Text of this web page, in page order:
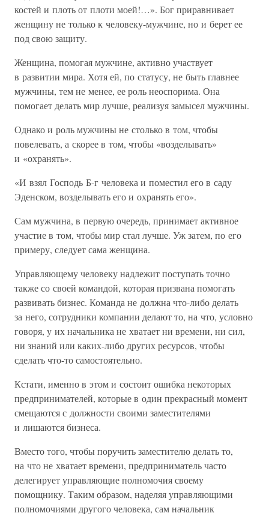
костей и плоть от плоти моей!…». Бог приравнивает
женщину не только к человеку-мужчине, но и берет ее
под свою защиту.
Женщина, помогая мужчине, активно участвует
в развитии мира. Хотя ей, по статусу, не быть главнее
мужчины, тем не менее, ее роль неоспорима. Она
помогает делать мир лучше, реализуя замысел мужчины.
Однако и роль мужчины не столько в том, чтобы
повелевать, а скорее в том, чтобы «возделывать»
и «охранять».
«И взял Господь Б-г человека и поместил его в саду
Эденском, возделывать его и охранять его».
Сам мужчина, в первую очередь, принимает активное
участие в том, чтобы мир стал лучше. Уж затем, по его
примеру, следует сама женщина.
Управляющему человеку надлежит поступать точно
также со своей командой, которая призвана помогать
развивать бизнес. Команда не должна что-либо делать
за него, сотрудники компании делают то, на что, условно
говоря, у их начальника не хватает ни времени, ни сил,
ни знаний или каких-либо других ресурсов, чтобы
сделать что-то самостоятельно.
Кстати, именно в этом и состоит ошибка некоторых
предпринимателей, которые в один прекрасный момент
смещаются с должности своими заместителями
и лишаются бизнеса.
Вместо того, чтобы поручить заместителю делать то,
на что не хватает времени, предприниматель часто
делегирует управляющие полномочия своему
помощнику. Таким образом, наделяя управляющими
полномочиями другого человека, сам начальник